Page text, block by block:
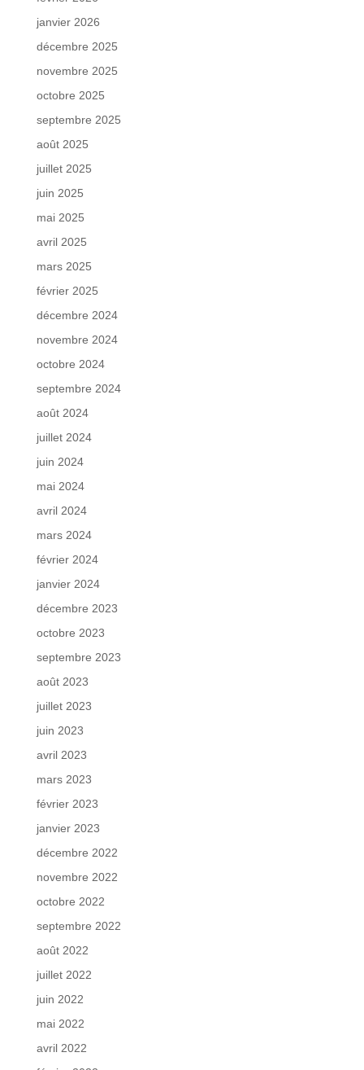
janvier 2026
décembre 2025
novembre 2025
octobre 2025
septembre 2025
août 2025
juillet 2025
juin 2025
mai 2025
avril 2025
mars 2025
février 2025
décembre 2024
novembre 2024
octobre 2024
septembre 2024
août 2024
juillet 2024
juin 2024
mai 2024
avril 2024
mars 2024
février 2024
janvier 2024
décembre 2023
octobre 2023
septembre 2023
août 2023
juillet 2023
juin 2023
avril 2023
mars 2023
février 2023
janvier 2023
décembre 2022
novembre 2022
octobre 2022
septembre 2022
août 2022
juillet 2022
juin 2022
mai 2022
avril 2022